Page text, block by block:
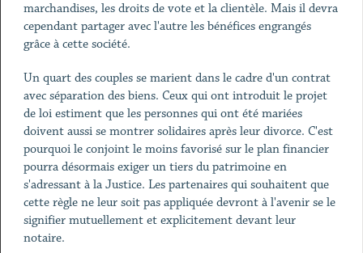
marchandises, les droits de vote et la clientèle. Mais il devra
cependant partager avec l'autre les bénéfices engrangés
grâce à cette société.
Un quart des couples se marient dans le cadre d'un contrat
avec séparation des biens. Ceux qui ont introduit le projet
de loi estiment que les personnes qui ont été mariées
doivent aussi se montrer solidaires après leur divorce. C'est
pourquoi le conjoint le moins favorisé sur le plan financier
pourra désormais exiger un tiers du patrimoine en
s'adressant à la Justice. Les partenaires qui souhaitent que
cette règle ne leur soit pas appliquée devront à l'avenir se le
signifier mutuellement et explicitement devant leur
notaire.